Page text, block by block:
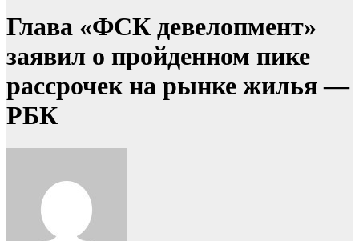
Глава «ФСК девелопмент»
заявил о пройденном пике
рассрочек на рынке жилья —
РБК